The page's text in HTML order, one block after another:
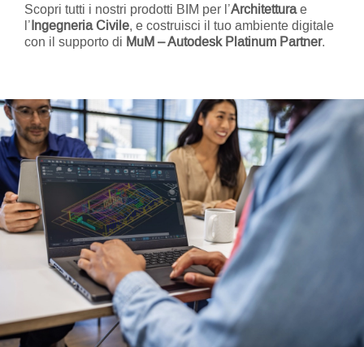
Scopri tutti i nostri prodotti BIM per l’Architetturae
l’Ingegneria Civile, e costruisci il tuo ambiente digitale
con il supporto di MuM – Autodesk Platinum Partner.